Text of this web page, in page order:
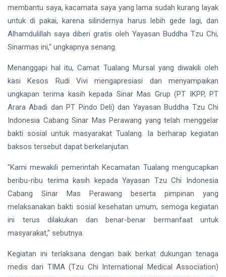
membantu saya, kacamata saya yang lama sudah kurang layak
untuk di pakai, karena silindernya harus lebih gede lagi, dan
Alhamdulillah saya diberi gratis oleh Yayasan Buddha Tzu Chi,
Sinarmas ini," ungkapnya senang.
Menanggapi hal itu, Camat Tualang Mursal yang diwakili oleh
kasi Kesos Rudi Vivi mengapresiasi dan menyampaikan
ungkapan terima kasih kepada Sinar Mas Grup (PT IKPP, PT
Arara Abadi dan PT Pindo Deli) dan Yayasan Buddha Tzu Chi
Indonesia Cabang Sinar Mas Perawang yang telah menggelar
bakti sosial untuk masyarakat Tualang. Ia berharap kegiatan
baksos tersebut dapat berkelanjutan.
"Kami mewakili pemerintah Kecamatan Tualang mengucapkan
beribu-ribu terima kasih kepada Yayasan Tzu Chi Indonesia
Cabang Sinar Mas Perawang beserta pimpinan yang
melaksanakan bakti sosial kesehatan umum, semoga kegiatan
ini terus dilakukan dan benar-benar bermanfaat untuk
masyarakat," sebutnya.
Kegiatan ini terlaksana dengan baik berkat dukungan tenaga
medis dari TIMA (Tzu Chi International Medical Association)